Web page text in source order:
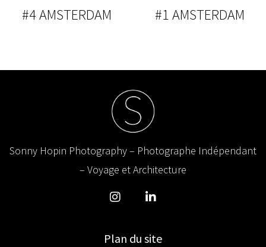
#4 AMSTERDAM #1 AMSTERDAM
Sonny Hopin Photography – Photographe Indépendant
– Voyage et Architecture
Plan du site